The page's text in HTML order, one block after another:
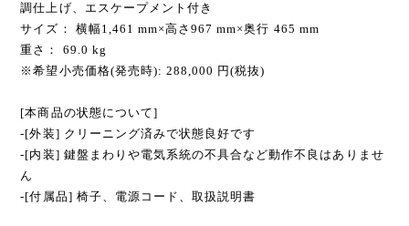
調仕上げ、エスケープメント付き
サイズ： 横幅1,461 mm×高さ967 mm×奥行 465 mm
重さ： 69.0 kg
※希望小売価格(発売時): 288,000 円(税抜)
[本商品の状態について]
-[外装] クリーニング済みで状態良好です
-[内装] 鍵盤まわりや電気系統の不具合など動作不良はありませ
ん
-[付属品] 椅子、電源コード、取扱説明書